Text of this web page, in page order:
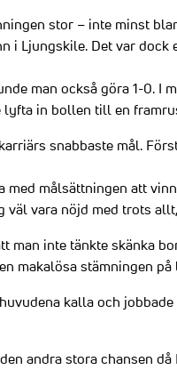
stor – inte minst
i Ljungskile. Det var
man också göra 1-0. I
in bollen till en
snabbaste mål.
med målsättningen att
väl vara nöjd med trots
man inte tänkte skänka
makalösa stämningen
kalla och
andra stora chansen